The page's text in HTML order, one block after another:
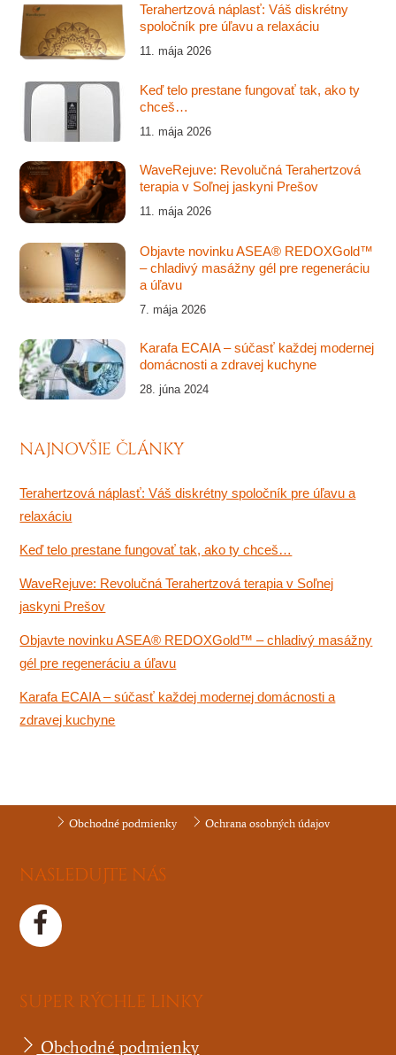
Terahertzová náplasť: Váš diskrétny
spoločník pre úľavu a relaxáciu
11. mája 2026
Keď telo prestane fungovať tak, ako ty
chceš…
11. mája 2026
WaveRejuve: Revolučná Terahertzová
terapia v Soľnej jaskyni Prešov
11. mája 2026
Objavte novinku ASEA® REDOXGold™
– chladivý masážny gél pre regeneráciu
a úľavu
7. mája 2026
Karafa ECAIA – súčasť každej modernej
domácnosti a zdravej kuchyne
28. júna 2024
NAJNOVŠIE ČLÁNKY
Terahertzová náplasť: Váš diskrétny spoločník pre úľavu a
relaxáciu
Keď telo prestane fungovať tak, ako ty chceš…
WaveRejuve: Revolučná Terahertzová terapia v Soľnej
jaskyni Prešov
Objavte novinku ASEA® REDOXGold™ – chladivý masážny
gél pre regeneráciu a úľavu
Karafa ECAIA – súčasť každej modernej domácnosti a
zdravej kuchyne
Obchodné podmienky Ochrana osobných údajov
NASLEDUJTE NÁS
SUPER RÝCHLE LINKY
Obchodné podmienky